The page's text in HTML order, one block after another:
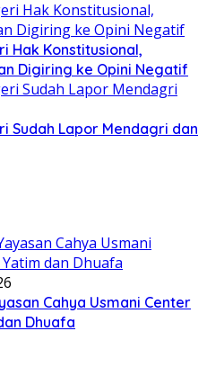
Hak Konstitusional,
Digiring ke Opini Negatif
Sudah Lapor Mendagri dan
Cahya Usmani Center
Dhuafa